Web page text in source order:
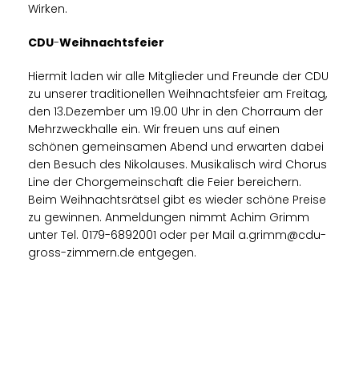
Wirken.
CDU-Weihnachtsfeier
Hiermit laden wir alle Mitglieder und Freunde der CDU
zu unserer traditionellen Weihnachtsfeier am Freitag,
den 13.Dezember um 19.00 Uhr in den Chorraum der
Mehrzweckhalle ein. Wir freuen uns auf einen
schönen gemeinsamen Abend und erwarten dabei
den Besuch des Nikolauses. Musikalisch wird Chorus
Line der Chorgemeinschaft die Feier bereichern.
Beim Weihnachtsrätsel gibt es wieder schöne Preise
zu gewinnen. Anmeldungen nimmt Achim Grimm
unter Tel. 0179-6892001 oder per Mail a.grimm@cdu-
gross-zimmern.de entgegen.